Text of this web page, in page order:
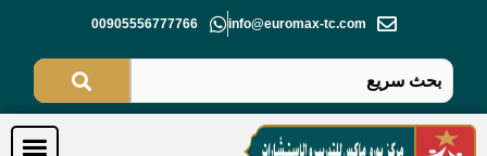
المحتوى
info@euromax-tc.com
00905556777766